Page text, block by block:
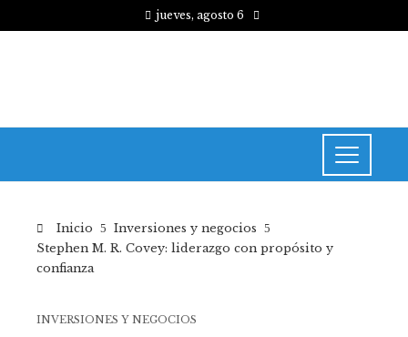
jueves, agosto 6
Inicio
Inversiones y negocios
Stephen M. R. Covey: liderazgo con propósito y
confianza
INVERSIONES Y NEGOCIOS